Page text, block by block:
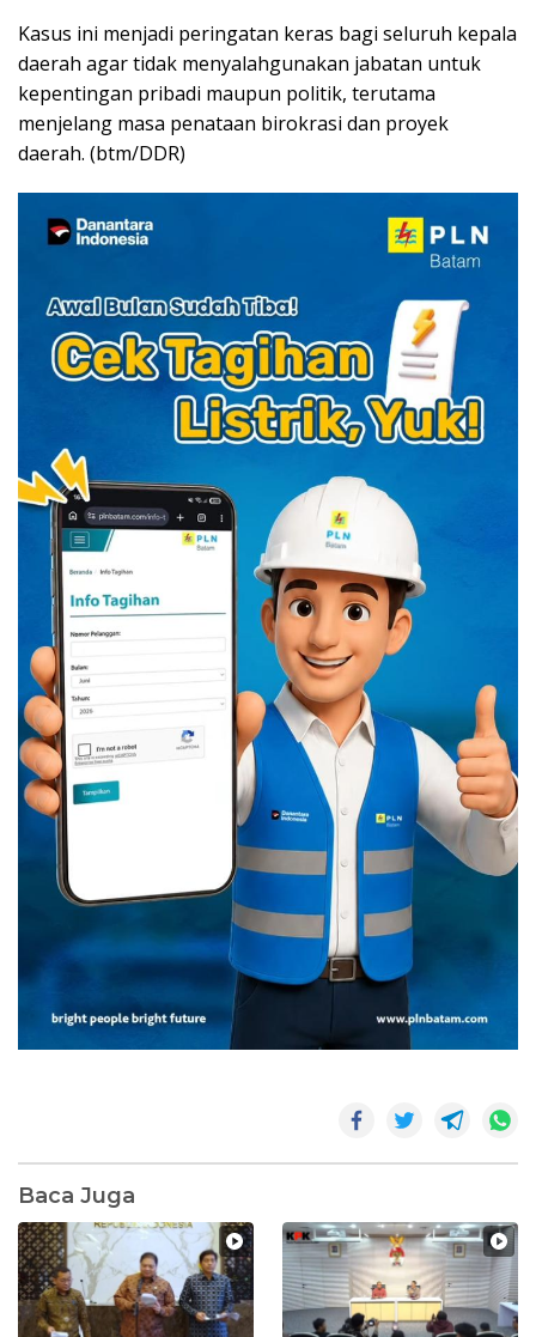
Kasus ini menjadi peringatan keras bagi seluruh kepala
daerah agar tidak menyalahgunakan jabatan untuk
kepentingan pribadi maupun politik, terutama
menjelang masa penataan birokrasi dan proyek
daerah. (btm/DDR)
Baca Juga